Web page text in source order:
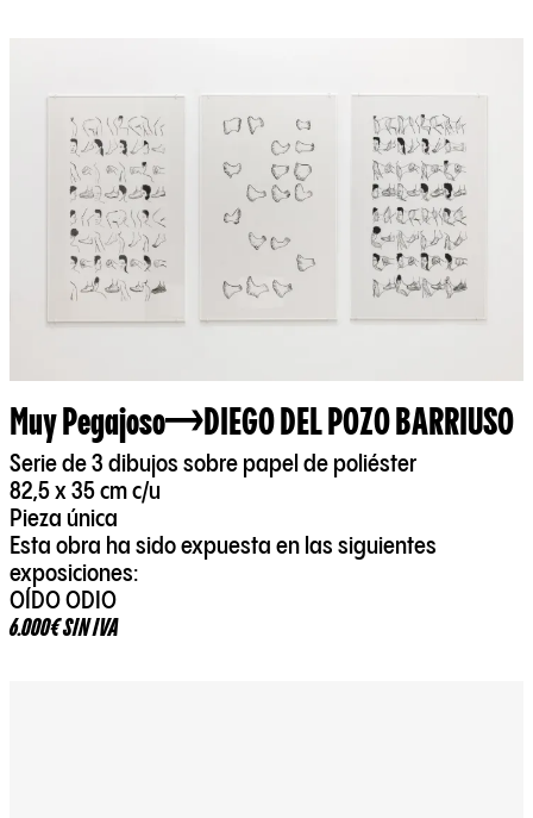
Muy Pegajoso DIEGO DEL POZO BARRIUSO
Serie de 3 dibujos sobre papel de poliéster
82,5 x 35 cm c/u
Pieza única
Esta obra ha sido expuesta en las siguientes
exposiciones:
OÍDO ODIO
6.000€ SIN IVA